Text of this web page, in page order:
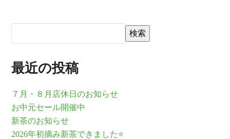
検索
最近の投稿
７月・８月店休日のお知らせ
お中元セール開催中
新茶のお知らせ
2026年初摘み新茶できました⭐